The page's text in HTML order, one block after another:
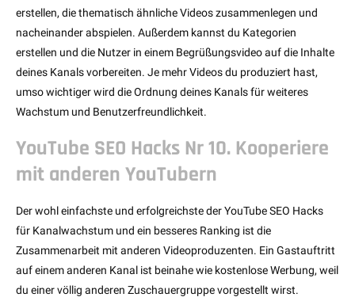
erstellen, die thematisch ähnliche Videos zusammenlegen und
nacheinander abspielen. Außerdem kannst du Kategorien
erstellen und die Nutzer in einem Begrüßungsvideo auf die Inhalte
deines Kanals vorbereiten. Je mehr Videos du produziert hast,
umso wichtiger wird die Ordnung deines Kanals für weiteres
Wachstum und Benutzerfreundlichkeit.
YouTube SEO Hacks Nr 10. Kooperiere
mit anderen YouTubern
Der wohl einfachste und erfolgreichste der YouTube SEO Hacks
für Kanalwachstum und ein besseres Ranking ist die
Zusammenarbeit mit anderen Videoproduzenten. Ein Gastauftritt
auf einem anderen Kanal ist beinahe wie kostenlose Werbung, weil
du einer völlig anderen Zuschauergruppe vorgestellt wirst.